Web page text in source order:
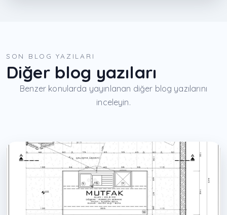
SON BLOG YAZILARI
Diğer blog yazıları
Benzer konularda yayınlanan diğer blog yazılarını
inceleyin.